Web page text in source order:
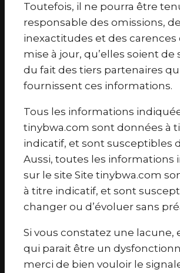
Toutefois, il ne pourra être
responsable des omissions,
inexactitudes et des carences
mise à jour, qu’elles soient de
du fait des tiers partenaires
fournissent ces informations.
Tous les informations
tinybwa.com sont données à
indicatif, et sont susceptibles
Aussi, toutes les informations
sur le site Site tinybwa.com
à titre indicatif, et sont
changer ou d’évoluer sans
Si vous constatez une lacune,
qui parait être un
merci de bien vouloir le